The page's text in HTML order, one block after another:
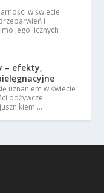
w świecie
i
jego licznych
– efekty,
uznaniem w świecie
odżywcze
…